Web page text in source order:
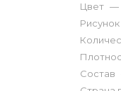
Цвет —
Рисунок
Состав